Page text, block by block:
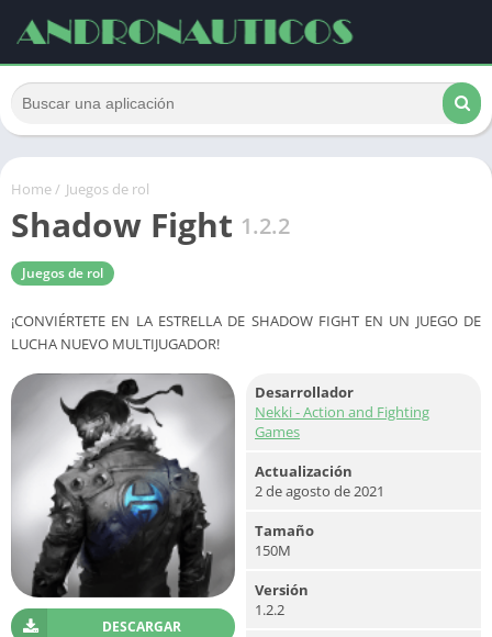
Home/ Juegos de rol
Shadow Fight 1.2.2
Juegos de rol
¡CONVIÉRTETE EN LA ESTRELLA DE SHADOW FIGHT EN UN JUEGO DE
LUCHA NUEVO MULTIJUGADOR!
DESCARGAR
Desarrollador
Nekki - Action and Fighting
Games
Actualización
2 de agosto de 2021
Tamaño
150M
Versión
1.2.2